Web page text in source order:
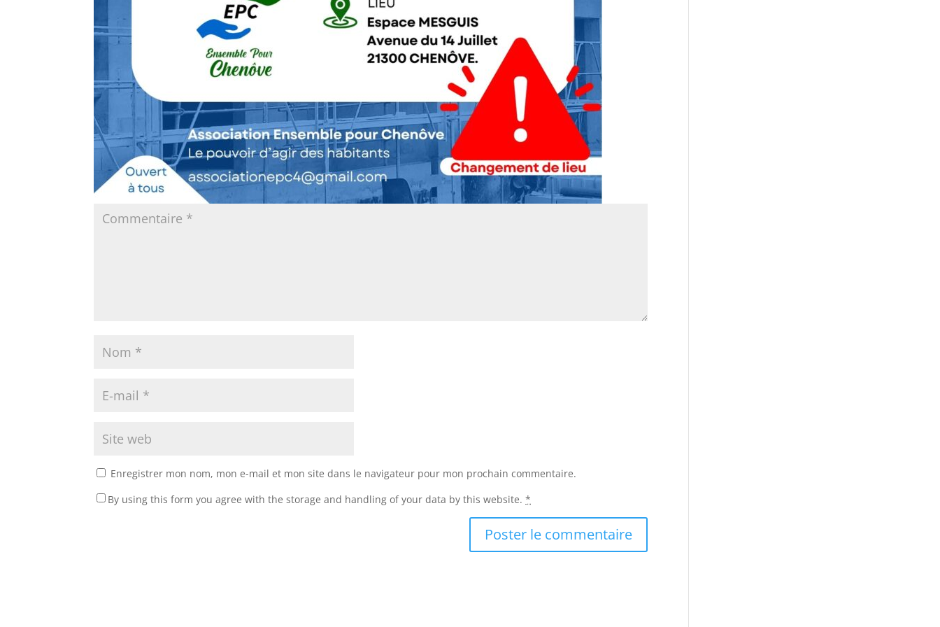
Enregistrer mon nom, mon e-mail et mon site dans le navigateur pour mon prochain commentaire.
By using this form you agree with the storage and handling of your data by this website.*